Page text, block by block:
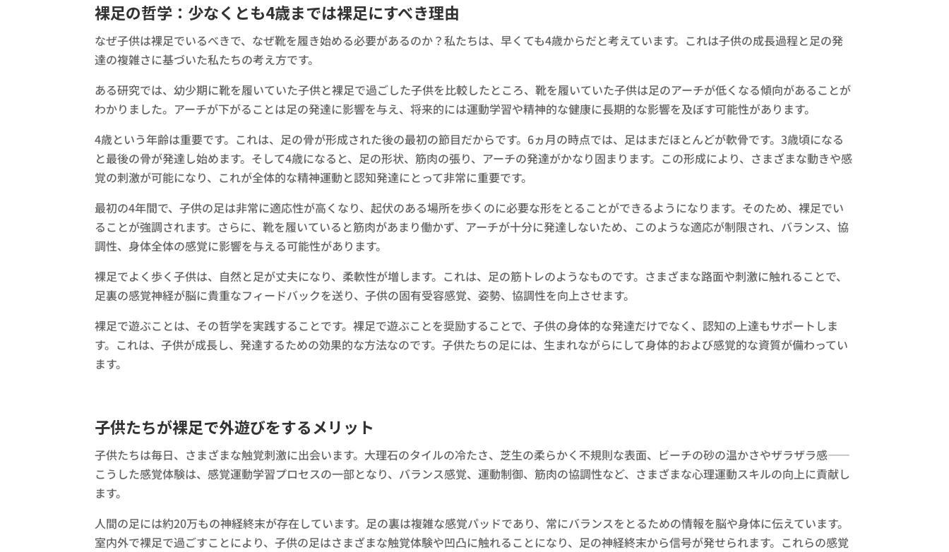
裸足の哲学：少なくとも4歳までは裸足にすべき理由
なぜ子供は裸足でいるべきで、なぜ靴を履き始める必要があるのか？私たちは、早くても4歳からだと考えています。これは子供の成長過程と足の発
達の複雑さに基づいた私たちの考え方です。
ある研究では、幼少期に靴を履いていた子供と裸足で過ごした子供を比較したところ、靴を履いていた子供は足のアーチが低くなる傾向があることが
わかりました。アーチが下がることは足の発達に影響を与え、将来的には運動学習や精神的な健康に長期的な影響を及ぼす可能性があります。
4歳という年齢は重要です。これは、足の骨が形成された後の最初の節目だからです。6ヵ月の時点では、足はまだほとんどが軟骨です。3歳頃になる
と最後の骨が発達し始めます。そして4歳になると、足の形状、筋肉の張り、アーチの発達がかなり固まります。この形成により、さまざまな動きや感
覚の刺激が可能になり、これが全体的な精神運動と認知発達にとって非常に重要です。
最初の4年間で、子供の足は非常に適応性が高くなり、起伏のある場所を歩くのに必要な形をとることができるようになります。そのため、裸足でい
ることが強調されます。さらに、靴を履いていると筋肉があまり働かず、アーチが十分に発達しないため、このような適応が制限され、バランス、協
調性、身体全体の感覚に影響を与える可能性があります。
裸足でよく歩く子供は、自然と足が丈夫になり、柔軟性が増します。これは、足の筋トレのようなものです。さまざまな路面や刺激に触れることで、
足裏の感覚神経が脳に貴重なフィードバックを送り、子供の固有受容感覚、姿勢、協調性を向上させます。
裸足で遊ぶことは、その哲学を実践することです。裸足で遊ぶことを奨励することで、子供の身体的な発達だけでなく、認知の上達もサポートしま
す。これは、子供が成長し、発達するための効果的な方法なのです。子供たちの足には、生まれながらにして身体的および感覚的な資質が備わってい
ます。
子供たちが裸足で外遊びをするメリット
子供たちは毎日、さまざまな触覚刺激に出会います。大理石のタイルの冷たさ、芝生の柔らかく不規則な表面、ビーチの砂の温かさやザラザラ感――
こうした感覚体験は、感覚運動学習プロセスの一部となり、バランス感覚、運動制御、筋肉の協調性など、さまざまな心理運動スキルの向上に貢献し
ます。
人間の足には約20万もの神経終末が存在しています。足の裏は複雑な感覚パッドであり、常にバランスをとるための情報を脳や身体に伝えています。
室内外で裸足で過ごすことにより、子供の足はさまざまな触覚体験や凹凸に触れることになり、足の神経終末から信号が発せられます。これらの感覚